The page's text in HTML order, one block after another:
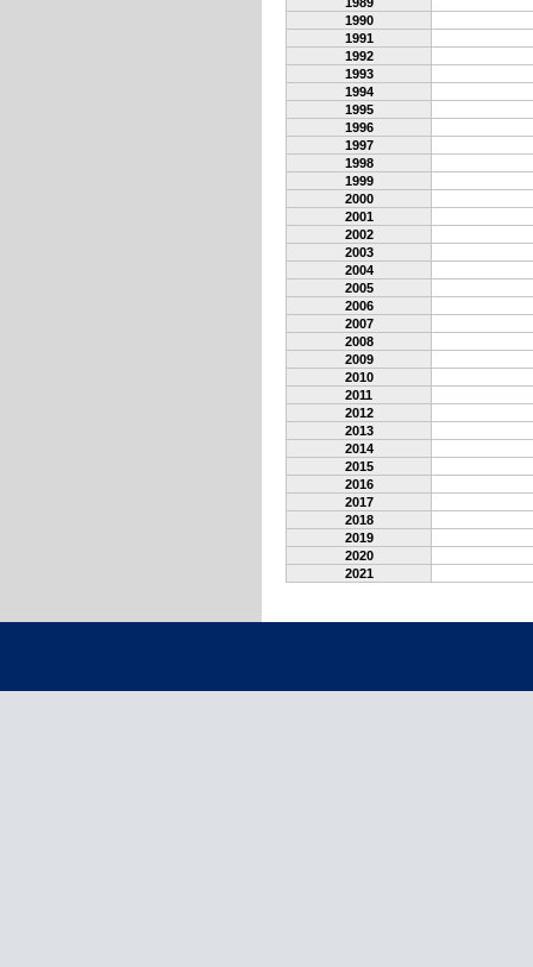
1990
1991
1992
1993
1994
1995
1996
1997
1998
1999
2000
2001
2002
2003
2004
2005
2006
2007
2008
2009
2010
2011
2012
2013
2014
2015
2016
2017
2018
2019
2020
2021